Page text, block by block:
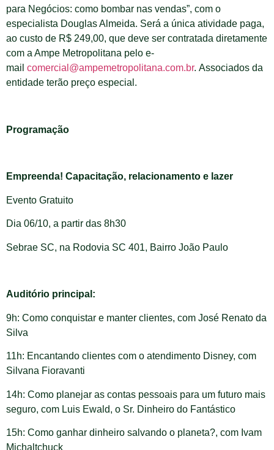
para Negócios: como bombar nas vendas”, com o
especialista Douglas Almeida. Será a única atividade paga,
ao custo de R$ 249,00, que deve ser contratada diretamente
com a Ampe Metropolitana pelo e-
mail comercial@ampemetropolitana.com.br. Associados da
entidade terão preço especial.
Programação
Empreenda! Capacitação, relacionamento e lazer
Evento Gratuito
Dia 06/10, a partir das 8h30
Sebrae SC, na Rodovia SC 401, Bairro João Paulo
Auditório principal:
9h: Como conquistar e manter clientes, com José Renato da
Silva
11h: Encantando clientes com o atendimento Disney, com
Silvana Fioravanti
14h: Como planejar as contas pessoais para um futuro mais
seguro, com Luis Ewald, o Sr. Dinheiro do Fantástico
15h: Como ganhar dinheiro salvando o planeta?, com Ivam
Michaltchuck